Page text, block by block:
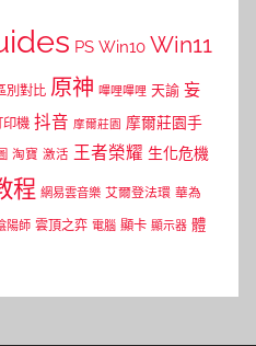
PS Win10 Win11
別對比 原神 嗶哩嗶哩 天諭 妄
印機 抖音 摩爾莊園 摩爾莊園手
淘寶 激活 王者榮耀 生化危機
程 網易雲音樂 艾爾登法環 華為
陽師 雲頂之弈 電腦 顯卡 顯示器 體